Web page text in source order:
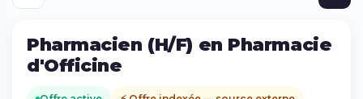
Pharmacien (H/F) en Pharmacie
d'Officine